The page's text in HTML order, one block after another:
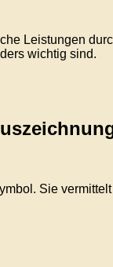
Leistungen
wichtig sind.
Sie